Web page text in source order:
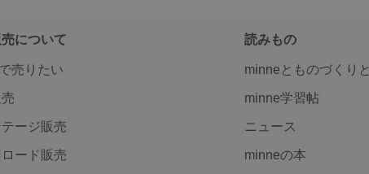
について
売りたい
ージ販売
ード販売
読みもの
minneとものづくりと
minne学習帖
ニュース
minneの本